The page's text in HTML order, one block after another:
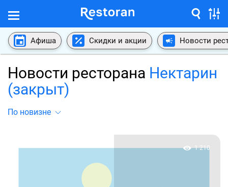
Афиша Скидки и акции Новости
Новости ресторана Нектарин
(закрыт)
По новизне
1 210